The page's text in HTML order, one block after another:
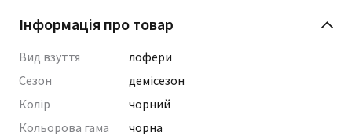
Інформація про товар
Вид взуття
лофери
Сезон
демісезон
Колір
чорний
Кольорова гама
чорна